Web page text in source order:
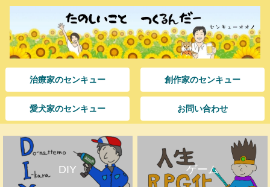
治療家のセンキュー 創作家のセンキュー
愛犬家のセンキュー お問い合わせ
DIY ゲーム